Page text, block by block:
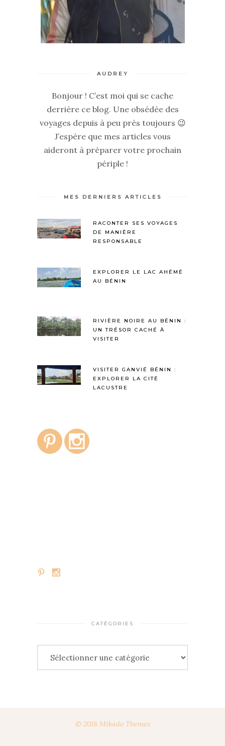
AUDREY
Bonjour ! C’est moi qui se cache
derrière ce blog. Une obsédée des
voyages depuis à peu près toujours 😉
J’espère que mes articles vous
aideront à préparer votre prochain
périple !
MES DERNIERS ARTICLES
RACONTER SES VOYAGES
DE MANIÈRE
RESPONSABLE
EXPLORER LE LAC AHÉMÉ
AU BÉNIN
RIVIÈRE NOIRE AU BÉNIN :
UN TRÉSOR CACHÉ À
VISITER
VISITER GANVIÉ BÉNIN :
EXPLORER LA CITÉ
LACUSTRE
CATÉGORIES
Catégories
© 2018 Mikado Themes